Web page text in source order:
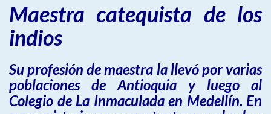
Maestra catequista de los
indios
Su profesión de maestra la llevó por varias
poblaciones de Antioquia y luego al
Colegio de La Inmaculada en Medellín. En